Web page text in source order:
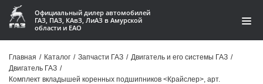
Официальный дилер автомобилей
ГАЗ, ПАЗ, КАвЗ, ЛиАЗ в Амурской
области и ЕАО
Акции
Главная / Каталог / Запчасти ГАЗ / Двигатель и его системы ГАЗ /
Двигатель ГАЗ /
Комплект вкладышей коренных подшипников <Крайслер>, арт.